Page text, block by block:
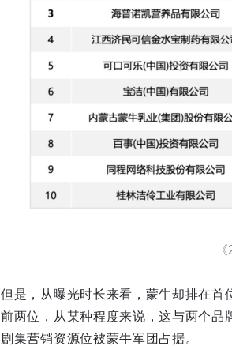
但是，从曝光时长来看，蒙牛却排在
前两位，从某种程度来说，这与两个
剧集营销资源位被蒙牛军团占据。